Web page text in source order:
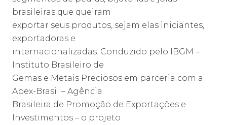
brasileiras que queiram
exportar seus produtos, sejam elas iniciantes,
exportadoras e
internacionalizadas. Conduzido pelo IBGM –
Instituto Brasileiro de
Gemas e Metais Preciosos em parceria com a
Apex-Brasil – Agência
Brasileira de Promoção de Exportações e
Investimentos – o projeto